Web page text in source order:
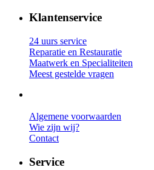
Klantenservice
24 uurs service
Reparatie en Restauratie
Maatwerk en Specialiteiten
Meest gestelde vragen
Algemene voorwaarden
Wie zijn wij?
Contact
Service